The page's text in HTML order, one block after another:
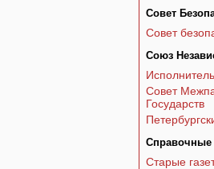
Совет
Совет
Союз
Совет
Государств
Справочные
Старые